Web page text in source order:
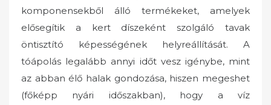
komponensekből álló termékeket, amelyek
elősegítik a kert díszeként szolgáló tavak
öntisztító képességének helyreállítását. A
tóápolás legalább annyi időt vesz igénybe, mint
az abban élő halak gondozása, hiszen megeshet
(főképp nyári időszakban), hogy a víz